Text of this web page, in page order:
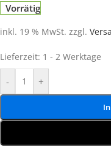
Vorrätig
inkl. 19 % MwSt. zzgl.
Lieferzeit: 1 - 2 Werktage
- +